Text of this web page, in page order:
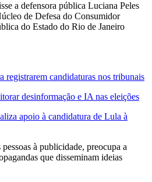
a defensora pública Luciana Peles
de Defesa do Consumidor
do Estado do Rio de Janeiro
registrarem candidaturas nos tribunais
desinformação e IA nas eleições
apoio à candidatura de Lula à
à publicidade, preocupa a
que disseminam ideias